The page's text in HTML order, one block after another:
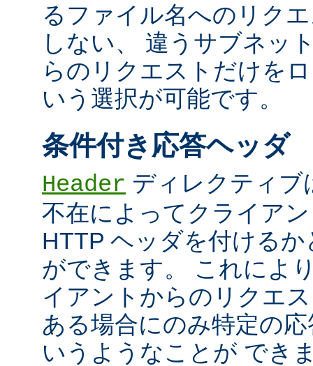
るファイル名へのリク
しない、 違うサブネッ
らのリクエストだけを
いう選択が可能です。
条件付き応答ヘッダ
Header ディレクティブ
不在によってクライア
HTTP ヘッダを付ける
ができます。 これによ
イアントからのリクエ
ある場合にのみ特定の
いうようなことが でき